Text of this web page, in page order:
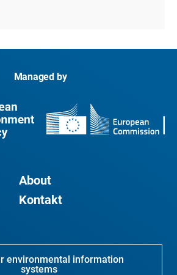
Managed by
About
Kontakt
environmental information
systems